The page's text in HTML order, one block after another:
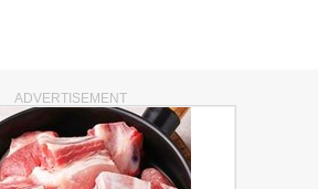
ADVERTISEMENT